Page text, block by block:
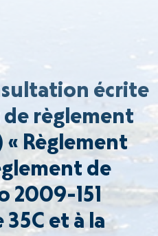
écrite
règlement
« Règlement
de
2009-151
et à la